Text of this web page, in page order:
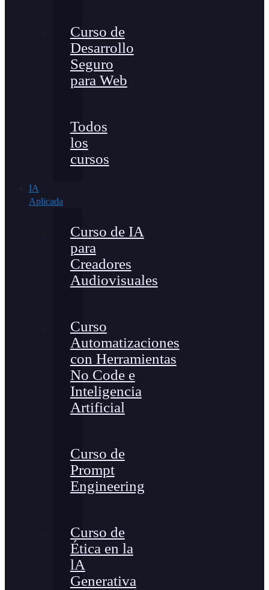
Curso de
Desarrollo
Seguro
para Web
Todos
los
cursos
IA
Aplicada
Curso de IA
para
Creadores
Audiovisuales
Curso
Automatizaciones
con Herramientas
No Code e
Inteligencia
Artificial
Curso de
Prompt
Engineering
Curso de
Ética en la
lA
Generativa